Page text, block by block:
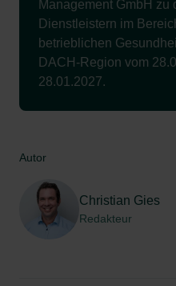
Management GmbH zu
Dienstleistern im
betrieblichen
DACH-Region vom
28.01.2027.
Autor
Christian Gies
Redakteur